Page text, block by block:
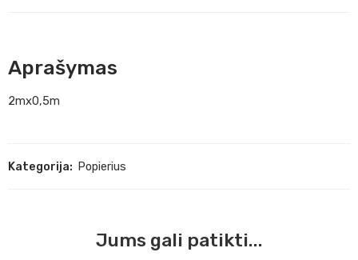
Aprašymas
2mx0,5m
Kategorija: Popierius
Jums gali patikti...
A4